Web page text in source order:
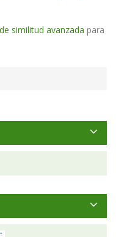
similitud avanzada para